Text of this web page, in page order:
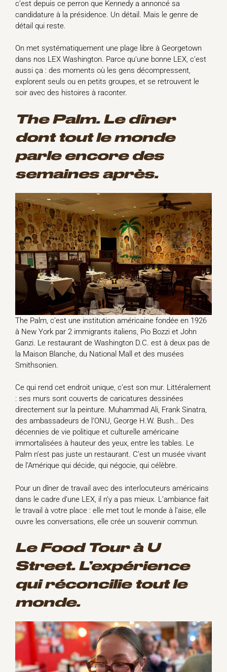
c’est depuis ce perron que Kennedy a annoncé sa
candidature à la présidence. Un détail. Mais le genre de
détail qui reste.
On met systématiquement une plage libre à Georgetown
dans nos LEX Washington. Parce qu’une bonne LEX, c’est
aussi ça : des moments où les gens décompressent,
explorent seuls ou en petits groupes, et se retrouvent le
soir avec des histoires à raconter.
The Palm. Le dîner
dont tout le monde
parle encore des
semaines après.
The Palm, c’est une institution américaine fondée en 1926
à New York par 2 immigrants italiens, Pio Bozzi et John
Ganzi. Le restaurant de Washington D.C. est à deux pas de
la Maison Blanche, du National Mall et des musées
Smithsonien.
Ce qui rend cet endroit unique, c’est son mur. Littéralement
: ses murs sont couverts de caricatures dessinées
directement sur la peinture. Muhammad Ali, Frank Sinatra,
des ambassadeurs de l’ONU, George H.W. Bush… Des
décennies de vie politique et culturelle américaine
immortalisées à hauteur des yeux, entre les tables. Le
Palm n’est pas juste un restaurant. C’est un musée vivant
de l’Amérique qui décide, qui négocie, qui célèbre.
Pour un dîner de travail avec des interlocuteurs américains
dans le cadre d’une LEX, il n’y a pas mieux. L’ambiance fait
le travail à votre place : elle met tout le monde à l’aise, elle
ouvre les conversations, elle crée un souvenir commun.
Le Food Tour à U
Street. L’expérience
qui réconcilie tout le
monde.